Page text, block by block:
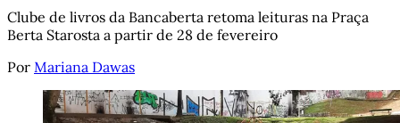
Clube de livros da Bancaberta retoma leituras na Praça
Berta Starosta a partir de 28 de fevereiro
Por Mariana Dawas